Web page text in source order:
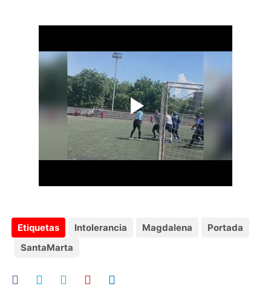
Etiquetas Intolerancia Magdalena
Portada
SantaMarta